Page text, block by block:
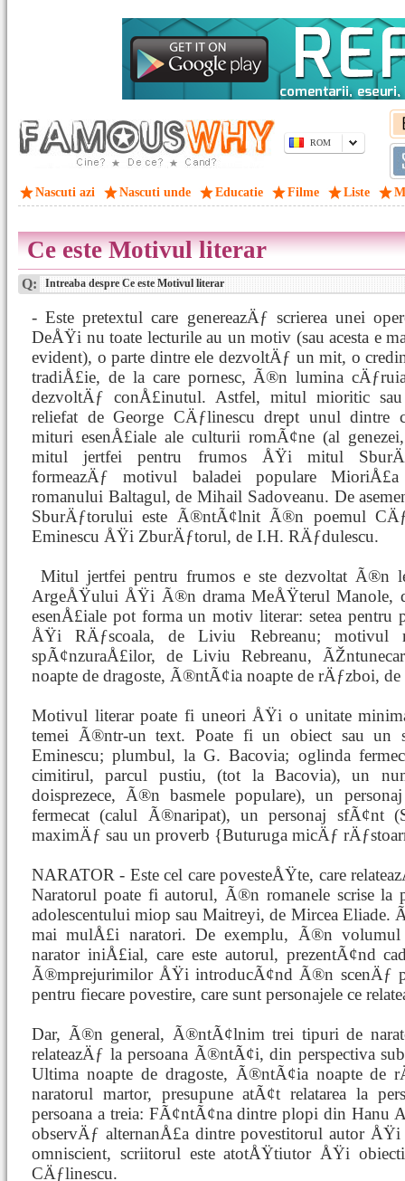
ROM
Nascuti azi Nascuti unde Educatie Filme Liste
Ce este Motivul literar
Q: Intreaba despre Ce este Motivul literar
- Este pretextul care genereazÄƒ scrierea unei
DeÅŸi nu toate lecturile au un motiv (sau acesta e
evident), o parte dintre ele dezvoltÄƒ un mit, o
tradiÅ£ie, de la care pornesc, Ã®n lumina
dezvoltÄƒ conÅ£inutul. Astfel, mitul mioritic sau
reliefat de George CÄƒlinescu drept unul dintre
mituri esenÅ£iale ale culturii romÃ¢ne (al
mitul jertfei pentru frumos ÅŸi mitul
formeazÄƒ motivul baladei populare
romanului Baltagul, de Mihail Sadoveanu. De
SburÄƒtorului este Ã®ntÃ¢lnit Ã®n poemul
Eminescu ÅŸi ZburÄƒtorul, de I.H. RÄƒdulescu.
Mitul jertfei pentru frumos e ste dezvoltat Ã®n
ArgeÅŸului ÅŸi Ã®n drama MeÅŸterul Manole,
esenÅ£iale pot forma un motiv literar: setea
ÅŸi RÄƒscoala, de Liviu Rebreanu; motivul
spÃ¢nzuraÅ£ilor, de Liviu Rebreanu,
noapte de dragoste, Ã®ntÃ¢ia noapte de rÄƒzboi, de
Motivul literar poate fi uneori ÅŸi o unitate
temei Ã®ntr-un text. Poate fi un obiect sau un
Eminescu; plumbul, la G. Bacovia; oglinda
cimitirul, parcul pustiu, (tot la Bacovia), un
doisprezece, Ã®n basmele populare), un
fermecat (calul Ã®naripat), un personaj sfÃ¢nt
maximÄƒ sau un proverb {Buturuga micÄƒ
NARATOR - Este cel care povesteÅŸte, care
Naratorul poate fi autorul, Ã®n romanele scrise la
adolescentului miop sau Maitreyi, de Mircea
mai mulÅ£i naratori. De exemplu, Ã®n
narator iniÅ£ial, care este autorul, prezentÃ¢nd
Ã®mprejurimilor ÅŸi introducÃ¢nd Ã®n scenÄƒ
pentru fiecare povestire, care sunt personajele ce
Dar, Ã®n general, Ã®ntÃ¢lnim trei tipuri de
relateazÄƒ la persoana Ã®ntÃ¢i, din perspectiva
Ultima noapte de dragoste, Ã®ntÃ¢ia noapte de
naratorul martor, presupune atÃ¢t relatarea la
persoana a treia: FÃ¢ntÃ¢na dintre plopi din Hanu
observÄƒ alternanÅ£a dintre povestitorul autor ÅŸi
omniscient, scriitorul este atotÅŸtiutor ÅŸi
CÄƒlinescu.